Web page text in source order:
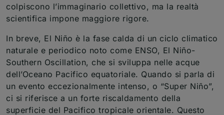
colpiscono l’immaginario collettivo, ma la realtà
scientifica impone maggiore rigore.
In breve, El Niño è la fase calda di un ciclo climatico
naturale e periodico noto come ENSO, El Niño-
Southern Oscillation, che si sviluppa nelle acque
dell’Oceano Pacifico equatoriale. Quando si parla di
un evento eccezionalmente intenso, o “Super Niño”,
ci si riferisce a un forte riscaldamento della
superficie del Pacifico tropicale orientale. Questo